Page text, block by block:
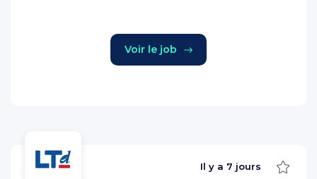
Voir le job
Il y a 7 jours